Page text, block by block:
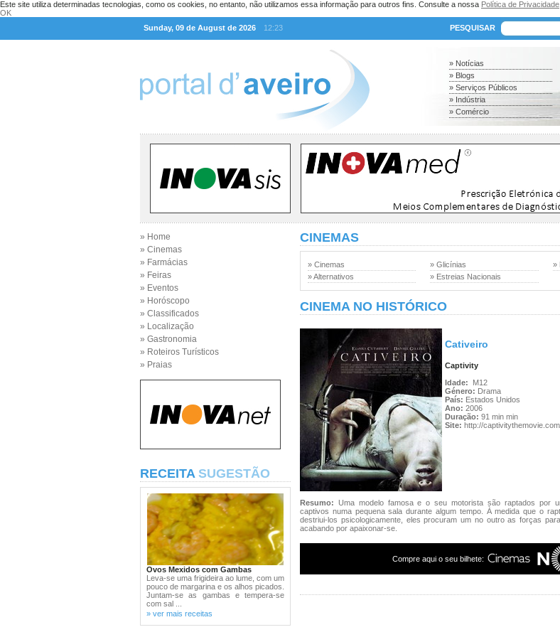
Este site utiliza determinadas tecnologias, como os cookies, no entanto, não utilizamos essa informação para outros fins. Consulte a nossa Política de Privacidade
OK
Sunday, 09 de August de 2026
12:23 PESQUISAR
» Notícias
» Blogs
» Serviços Públicos
» Indústria
» Comércio
» Home
» Cinemas
» Farmácias
» Feiras
» Eventos
» Horóscopo
» Classificados
» Localização
» Gastronomia
» Roteiros Turísticos
» Praias
RECEITA SUGESTÃO
Ovos Mexidos com Gambas
Leva-se uma frigideira ao lume, com um
pouco de margarina e os alhos picados.
Juntam-se as gambas e tempera-se
com sal ...
» ver mais receitas
CINEMAS
» Cinemas
» Alternativos
» Glicínias
» Estreias Nacionais
»
CINEMA NO HISTÓRICO
Cativeiro
Captivity
Idade:
M12
Género: Drama
País: Estados Unidos
Ano: 2006
Duração: 91 min min
Site: http://
Resumo: Uma modelo famosa e o seu motorista são raptados por
captivos numa pequena sala durante algum tempo. À medida que o
destriui-los psicologicamente, eles procuram um no outro as forças
acabando por apaixonar-se.
Compre aqui o seu bilhete: